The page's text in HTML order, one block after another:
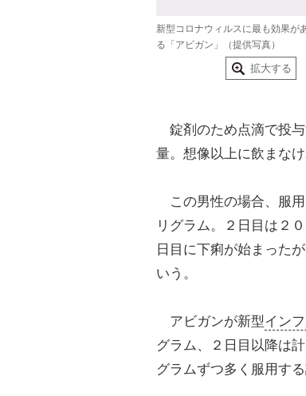
新型コロナウィルスに最も効果が
る「アビガン」（提供写真）
拡大する
錠剤のため点滴で投
量。想像以上に飲まなけ
この男性の場合、服用
リグラム。２日目は２
日目に下痢が始まった
いう。
アビガンが新型イン
グラム、２日目以降は
グラムずつ多く服用する